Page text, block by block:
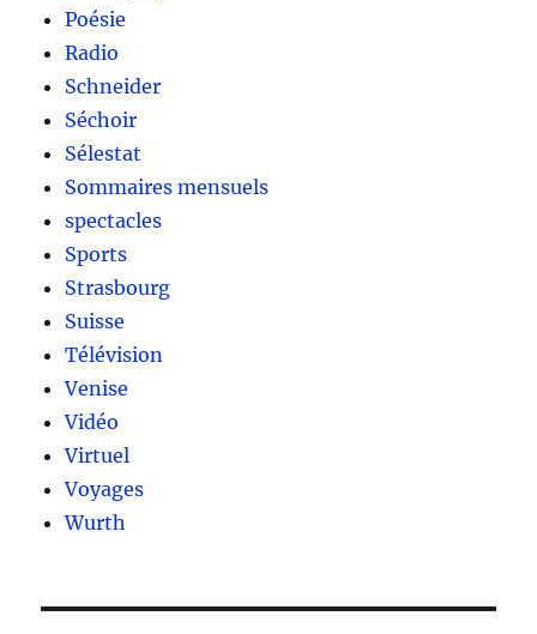
Poésie
Radio
Schneider
Séchoir
Sélestat
Sommaires mensuels
spectacles
Sports
Strasbourg
Suisse
Télévision
Venise
Vidéo
Virtuel
Voyages
Wurth